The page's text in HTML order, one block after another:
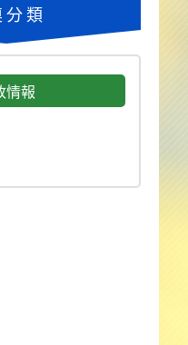
分類
情報